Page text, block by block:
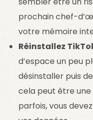
prochain chef-
votre mémoire
Réinstallez
d’espace un peu
désinstaller puis
cela peut être
parfois, vous